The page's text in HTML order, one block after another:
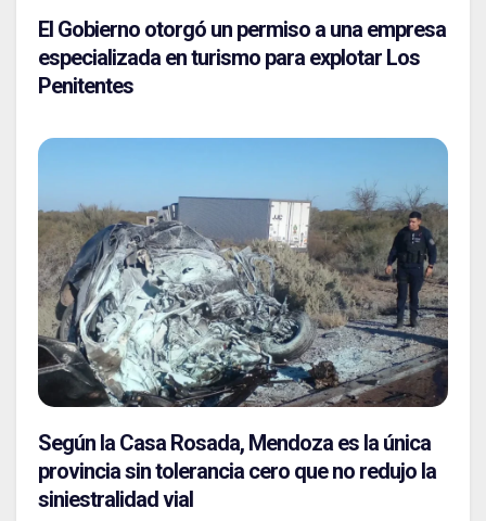
El Gobierno otorgó un permiso a una empresa
especializada en turismo para explotar Los
Penitentes
Según la Casa Rosada, Mendoza es la única
provincia sin tolerancia cero que no redujo la
siniestralidad vial